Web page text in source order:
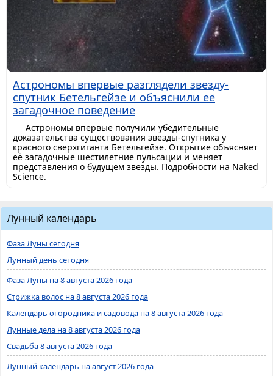
Астрономы впервые разглядели звезду-
спутник Бетельгейзе и объяснили её
загадочное поведение
Астрономы впервые получили убедительные
доказательства существования звезды-спутника у
красного сверхгиганта Бетельгейзе. Открытие объясняет
её загадочные шестилетние пульсации и меняет
представления о будущем звезды. Подробности на Naked
Science.
Лунный календарь
Фаза Луны сегодня
Лунный день сегодня
Фаза Луны на 8 августа 2026 года
Стрижка волос на 8 августа 2026 года
Календарь огородника и садовода на 8 августа 2026 года
Лунные дела на 8 августа 2026 года
Свадьба 8 августа 2026 года
Лунный календарь на август 2026 года